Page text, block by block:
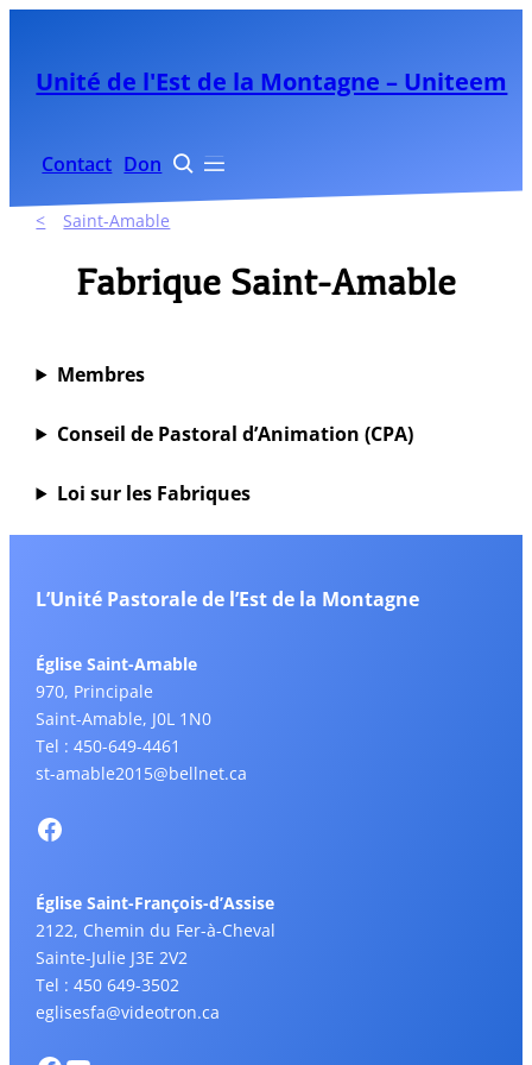
contenu
Unité de l'Est de la Montagne – Uniteem
Contact Don  
Saint-Amable
Fabrique Saint-Amable
Membres
Conseil de Pastoral d’Animation (CPA)
Loi sur les Fabriques
L’Unité Pastorale de l’Est de la Montagne
Église Saint-Amable
970, Principale
Saint-Amable, J0L 1N0
Tel : 450-649-4461
st-amable2015@bellnet.ca
Église Saint-François-d’Assise
2122, Chemin du Fer-à-Cheval
Sainte-Julie J3E 2V2
Tel : 450 649-3502
eglisesfa@videotron.ca